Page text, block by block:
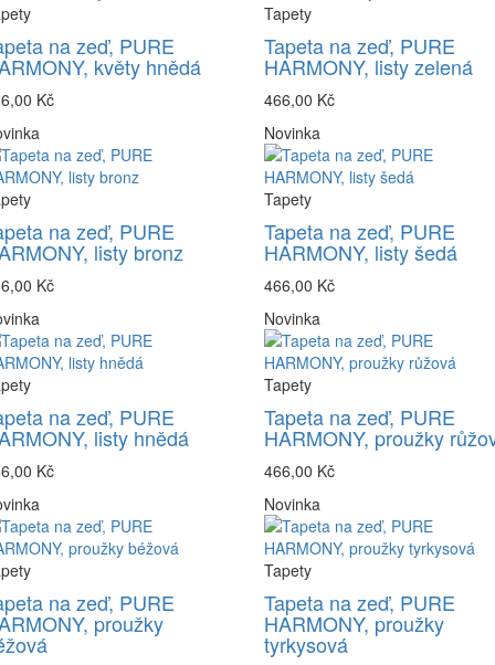
na zeď, PURE
květy hnědá
Kč
Tapety
Tapeta na zeď, PURE
HARMONY, listy zelená
466,00 Kč
na zeď, PURE
listy bronz
Kč
Novinka
Tapety
Tapeta na zeď, PURE
HARMONY, listy šedá
466,00 Kč
na zeď, PURE
listy hnědá
Kč
Novinka
Tapety
Tapeta na zeď, PURE
HARMONY, proužky
466,00 Kč
na zeď, PURE
proužky
Novinka
Tapety
Tapeta na zeď, PURE
HARMONY, proužky
tyrkysová